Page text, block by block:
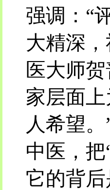
强调：“
大精深
医大师
家层面
人希望
中医，
它的背